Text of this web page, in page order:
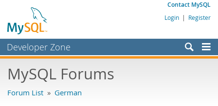
Contact MySQL
Login | Register
Developer Zone
Bugs
MySQL Forums
Forum List » German